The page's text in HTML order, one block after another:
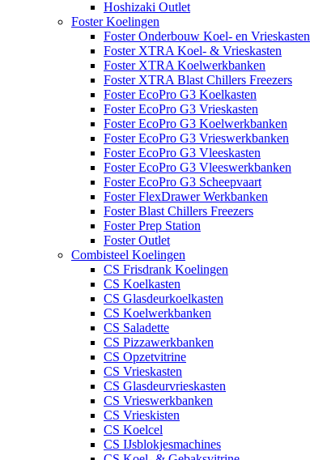
Hoshizaki Outlet
Foster Koelingen
Foster Onderbouw Koel- en Vrieskasten
Foster XTRA Koel- & Vrieskasten
Foster XTRA Koelwerkbanken
Foster XTRA Blast Chillers Freezers
Foster EcoPro G3 Koelkasten
Foster EcoPro G3 Vrieskasten
Foster EcoPro G3 Koelwerkbanken
Foster EcoPro G3 Vrieswerkbanken
Foster EcoPro G3 Vleeskasten
Foster EcoPro G3 Vleeswerkbanken
Foster EcoPro G3 Scheepvaart
Foster FlexDrawer Werkbanken
Foster Blast Chillers Freezers
Foster Prep Station
Foster Outlet
Combisteel Koelingen
CS Frisdrank Koelingen
CS Koelkasten
CS Glasdeurkoelkasten
CS Koelwerkbanken
CS Saladette
CS Pizzawerkbanken
CS Opzetvitrine
CS Vrieskasten
CS Glasdeurvrieskasten
CS Vrieswerkbanken
CS Vrieskisten
CS Koelcel
CS IJsblokjesmachines